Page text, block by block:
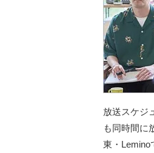
放送スケジ
も同時間に
東・Lemino